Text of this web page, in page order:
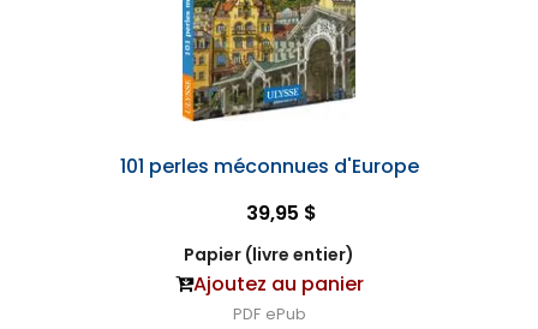
101 perles méconnues d'Europe
39,95 $
Papier (livre entier)
Ajoutez au panier
PDF ePub